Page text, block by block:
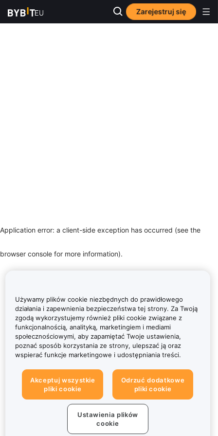
Zarejestruj się
Application error: a client-side exception has occurred (see the
browser console for more information).
Używamy plików cookie niezbędnych do prawidłowego
działania i zapewnienia bezpieczeństwa tej strony. Za Twoją
zgodą wykorzystujemy również pliki cookie związane z
funkcjonalnością, analityką, marketingiem i mediami
społecznościowymi, aby zapamiętać Twoje ustawienia,
poznać sposób korzystania ze strony, ulepszać ją oraz
wspierać funkcje marketingowe i udostępniania treści.
Akceptuj wszystkie
pliki cookie
Odrzuć dodatkowe
pliki cookie
Ustawienia plików
cookie